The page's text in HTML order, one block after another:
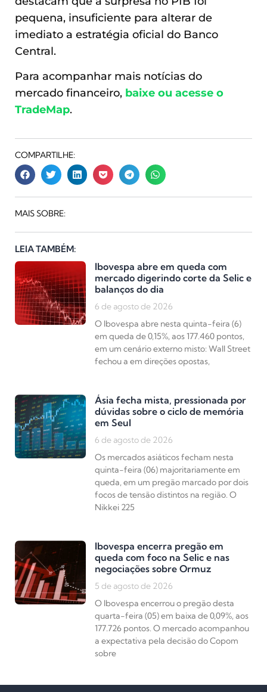
pequena, insuficiente para alterar de
imediato a estratégia oficial do Banco
Central.
Para acompanhar mais notícias do
mercado financeiro, baixe ou acesse o
TradeMap.
COMPARTILHE:
MAIS SOBRE:
LEIA TAMBÉM:
Ibovespa abre em queda com
mercado digerindo corte da Selic e
balanços do dia
6 de agosto de 2026
O Ibovespa abre nesta quinta-feira (6)
em queda de 0,15%, aos 177.460 pontos,
em um cenário externo misto: Wall Street
fechou a em direções opostas,
Ásia fecha mista, pressionada por
dúvidas sobre o ciclo de memória
em Seul
6 de agosto de 2026
Os mercados asiáticos fecham nesta
quinta-feira (06) majoritariamente em
queda, em um pregão marcado por dois
focos de tensão distintos na região. O
Nikkei 225
Ibovespa encerra pregão em
queda com foco na Selic e nas
negociações sobre Ormuz
5 de agosto de 2026
O Ibovespa encerrou o pregão desta
quarta-feira (05) em baixa de 0,09%, aos
177.726 pontos. O mercado acompanhou
a expectativa pela decisão do Copom
sobre